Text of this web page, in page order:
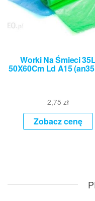
Worki Na Śmieci
50X60Cm Ld A15
2,75 zł
Zobacz cenę